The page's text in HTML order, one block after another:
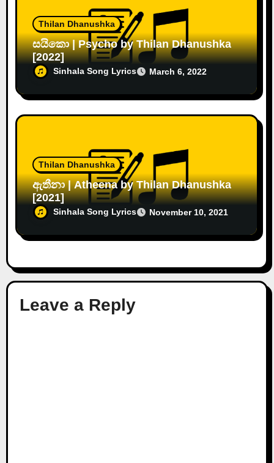
Thilan Dhanushka
සයිකො | Psycho by Thilan Dhanushka
[2022]
Sinhala Song Lyrics March 6, 2022
Thilan Dhanushka
ඇතීනා | Atheena by Thilan Dhanushka
[2021]
Sinhala Song Lyrics November 10, 2021
Leave a Reply